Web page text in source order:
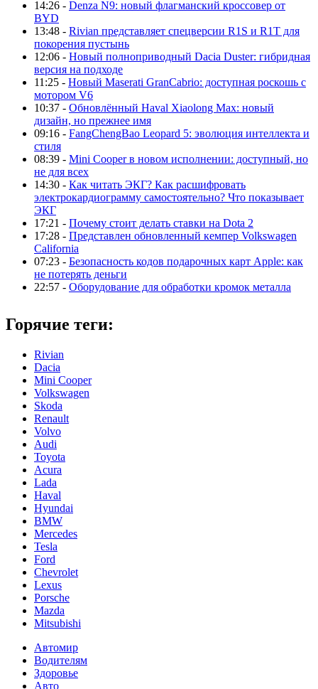
14:26 - Denza N9: новый флагманский кроссовер от
BYD
13:48 - Rivian представляет спецверсии R1S и R1T для
покорения пустынь
12:06 - Новый полноприводный Dacia Duster: гибридная
версия на подходе
11:25 - Новый Maserati GranCabrio: доступная роскошь с
мотором V6
10:37 - Обновлённый Haval Xiaolong Max: новый
дизайн, но прежнее имя
09:16 - FangChengBao Leopard 5: эволюция интеллекта и
стиля
08:39 - Mini Cooper в новом исполнении: доступный, но
не для всех
14:30 - Как читать ЭКГ? Как расшифровать
электрокардиограмму самостоятельно? Что показывает
ЭКГ
17:21 - Почему стоит делать ставки на Dota 2
17:28 - Представлен обновленный кемпер Volkswagen
California
07:23 - Безопасность кодов подарочных карт Apple: как
не потерять деньги
22:57 - Оборудование для обработки кромок металла
Горячие теги:
Rivian
Dacia
Mini Cooper
Volkswagen
Skoda
Renault
Volvo
Audi
Toyota
Acura
Lada
Haval
Hyundai
BMW
Mercedes
Tesla
Ford
Chevrolet
Lexus
Porsche
Mazda
Mitsubishi
Автомир
Водителям
Здоровье
Авто